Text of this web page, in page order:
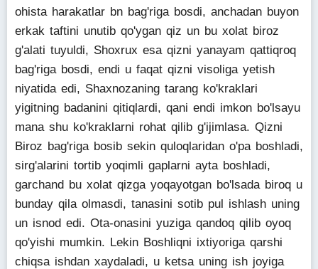
ohista harakatlar bn bag'riga bosdi, anchadan buyon
erkak taftini unutib qo'ygan qiz un bu xolat biroz
g'alati tuyuldi, Shoxrux esa qizni yanayam qattiqroq
bag'riga bosdi, endi u faqat qizni visoliga yetish
niyatida edi, Shaxnozaning tarang ko'kraklari
yigitning badanini qitiqlardi, qani endi imkon bo'lsayu
mana shu ko'kraklarni rohat qilib g'ijimlasa. Qizni
Biroz bag'riga bosib sekin quloqlaridan o'pa boshladi,
sirg'alarini tortib yoqimli gaplarni ayta boshladi,
garchand bu xolat qizga yoqayotgan bo'lsada biroq u
bunday qila olmasdi, tanasini sotib pul ishlash uning
un isnod edi. Ota-onasini yuziga qandoq qilib oyoq
qo'yishi mumkin. Lekin Boshliqni ixtiyoriga qarshi
chiqsa ishdan xaydaladi, u ketsa uning ish joyiga